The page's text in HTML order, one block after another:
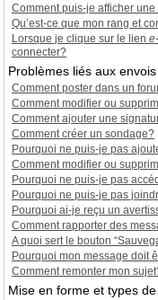
Comment puis-je afficher
Qu’est-ce que mon rang et
Lorsque je clique sur le lien
connecter?
Problèmes liés aux
Comment poster dans un
Comment modifier ou
Comment ajouter une
Comment créer un sondage?
Pourquoi ne puis-je pas
Comment modifier ou
Pourquoi ne puis-je pas
Pourquoi ne puis-je pas
Pourquoi ai-je reçu un
Comment rapporter des
A quoi sert le bouton
Pourquoi mon message doit
Comment remonter mon
Mise en forme et types